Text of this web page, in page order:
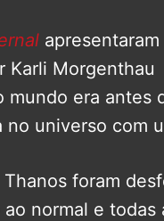
Karli Morgenthau
era antes
no universo com
foram
normal e